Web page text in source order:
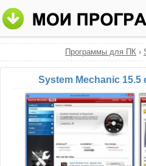
Программы для ПК ›
System Mechanic 15.5